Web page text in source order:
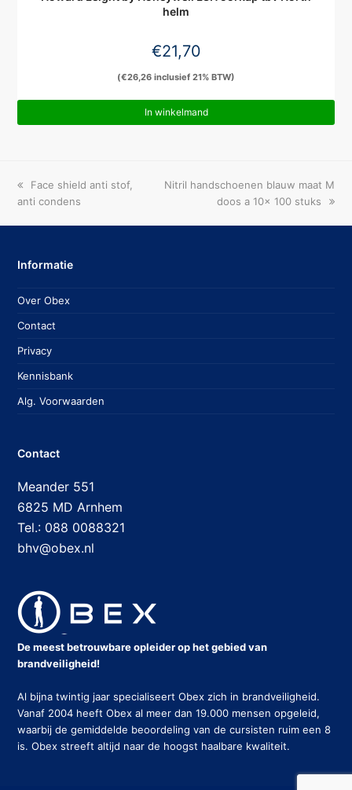
helm
€21,70
(€26,26 inclusief 21% BTW)
In winkelmand
previous
post:
Face shield anti stof,
anti condens
next
Nitril handschoenen blauw maat M
doos a 10x 100 stuks
Informatie
Over Obex
Contact
Privacy
Kennisbank
Alg. Voorwaarden
Contact
Meander 551
6825 MD Arnhem
Tel.: 088 0088321
bhv@obex.nl
De meest betrouwbare opleider op het gebied van
brandveiligheid!
Al bijna twintig jaar specialiseert Obex zich in brandveiligheid.
Vanaf 2004 heeft Obex al meer dan 19.000 mensen opgeleid,
waarbij de gemiddelde beoordeling van de cursisten ruim een 8
is. Obex streeft altijd naar de hoogst haalbare kwaliteit.